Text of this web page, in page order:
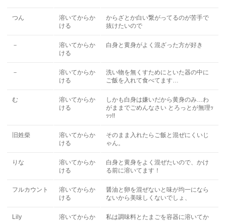
つん
溶いてからか
ける
からざとか白い繋がってるのが苦手で
抜けたいので
－
溶いてからか
ける
白身と黄身がよく混ざった方が好き
－
溶いてからか
ける
洗い物を無くすためにといた器の中に
ご飯を入れて食べてます…
む
溶いてからか
ける
しかも白身は嫌いだから黄身のみ…わ
がままでごめんなさい とろっとが無理ｯ
ｯｯ!!
旧姓柴
溶いてからか
ける
そのまま入れたらご飯と混ぜにくいじ
ゃん。
りな
溶いてからか
ける
白身と黄身をよく混ぜたいので、かけ
る前に溶いてます！
フルカウント
溶いてからか
ける
醤油と卵を混ぜないと味が均一になら
ないから美味しくないでしょ、
Lily
溶いてからか
私は調味料とたまごを容器に溶いてか